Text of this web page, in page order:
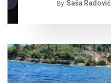
By Saša Radović